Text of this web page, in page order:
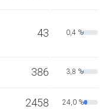
43 0,4 %
386 3,8 %
2458 24,0 %